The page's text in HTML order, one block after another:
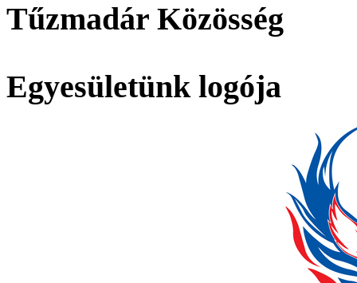
Tűzmadár Közösség
Egyesületünk logója